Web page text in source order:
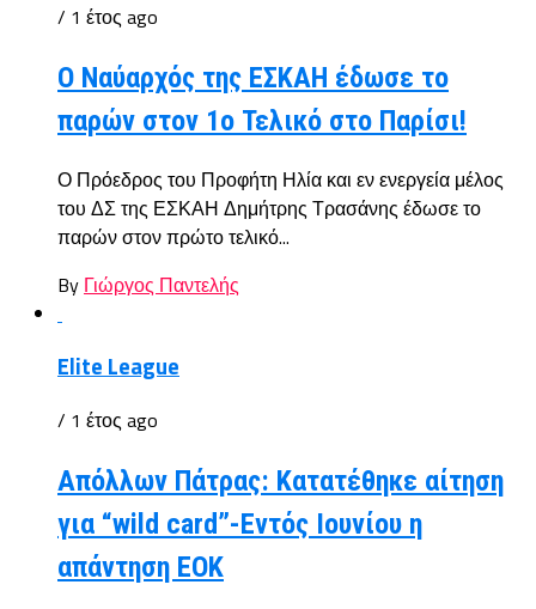
/ 1 έτος ago
Ο Ναύαρχός της ΕΣΚΑΗ έδωσε το
παρών στον 1ο Τελικό στο Παρίσι!
Ο Πρόεδρος του Προφήτη Ηλία και εν ενεργεία μέλος
του ΔΣ της ΕΣΚΑΗ Δημήτρης Τρασάνης έδωσε το
παρών στον πρώτο τελικό...
By Γιώργος Παντελής
Elite League
/ 1 έτος ago
Απόλλων Πάτρας: Κατατέθηκε αίτηση
για “wild card”-Εντός Ιουνίου η
απάντηση ΕΟΚ